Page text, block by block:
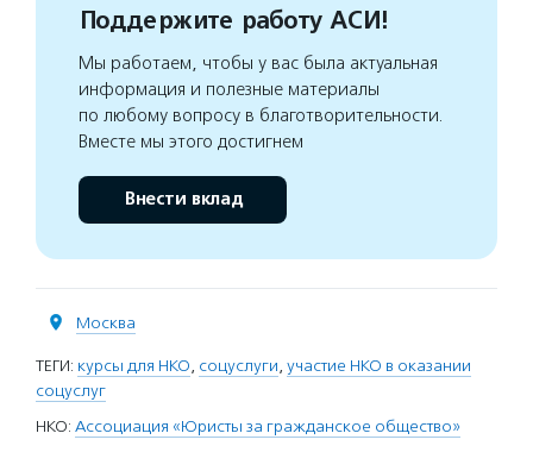
Поддержите работу АСИ!
Мы работаем, чтобы у вас была актуальная
информация и полезные материалы
по любому вопросу в благотворительности.
Вместе мы этого достигнем
Внести вклад
Москва
ТЕГИ: курсы для НКО, соцуслуги, участие НКО в оказании
соцуслуг
НКО: Ассоциация «Юристы за гражданское общество»